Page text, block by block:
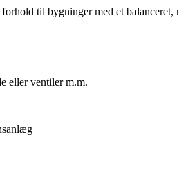
til bygninger med et
eller ventiler m.m.